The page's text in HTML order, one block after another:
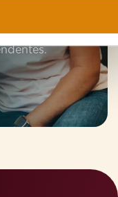
ou
grupo
e